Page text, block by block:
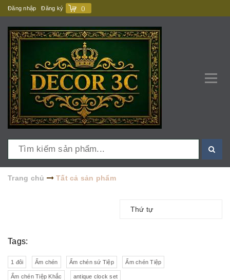
Đăng nhập Đăng ký ()
Trang chủ Tất cả sản phẩm
Thứ tự
Tags:
1 đôi Ấm chén Ấm chén sứ Tiệp Ấm chén Tiệp
Ấm chén Tiệp Khắc antique clock set